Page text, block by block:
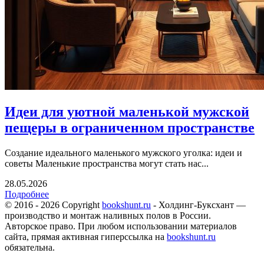
Идеи для уютной маленькой мужской
пещеры в ограниченном пространстве
Создание идеального маленького мужского уголка: идеи и
советы Маленькие пространства могут стать нас...
28.05.2026
Подробнее
© 2016 - 2026 Copyright bookshunt.ru - Холдинг-Буксхант —
производство и монтаж наливных полов в России.
Авторское право. При любом использовании материалов
сайта, прямая активная гиперссылка на bookshunt.ru
обязательна.